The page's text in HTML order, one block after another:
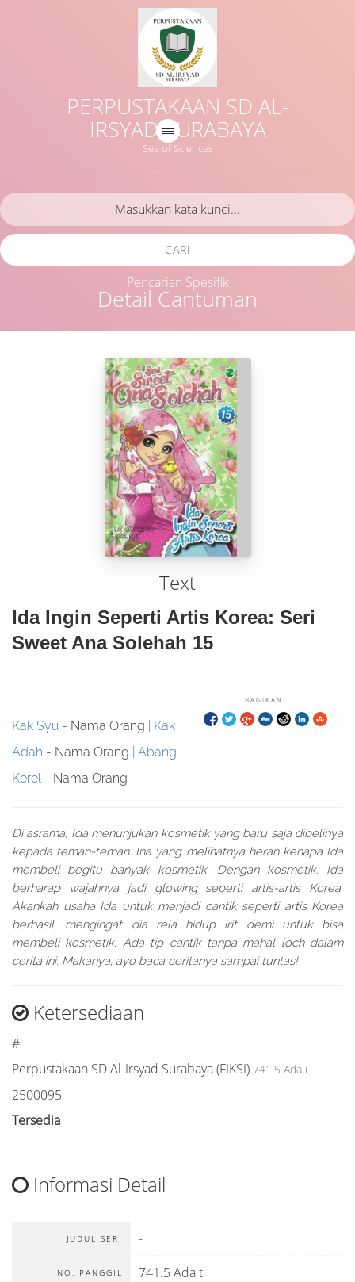
PERPUSTAKAAN SD AL-
IRSYAD SURABAYA
Sea of Sciences
Detail Cantuman
CARI
Pencarian Spesifik
Text
Ida Ingin Seperti Artis Korea: Seri
Sweet Ana Solehah 15
BAGIKAN:
Kak Syu - Nama Orang
Kak
Adah - Nama Orang
Abang
Kerel - Nama Orang
Di asrama, Ida menunjukan kosmetik yang baru saja dibelinya
kepada teman-teman. Ina yang melihatnya heran kenapa Ida
membeli begitu banyak kosmetik. Dengan kosmetik, Ida
berharap wajahnya jadi glowing seperti artis-artis Korea.
Akankah usaha Ida untuk menjadi cantik seperti artis Korea
berhasil, mengingat dia rela hidup irit demi untuk bisa
membeli kosmetik. Ada tip cantik tanpa mahal loch dalam
cerita ini. Makanya, ayo baca ceritanya sampai tuntas!
Ketersediaan
#
Perpustakaan SD Al-Irsyad Surabaya (FIKSI) 741.5 Ada i
2500095
Tersedia
Informasi Detail
JUDUL SERI -
NO. PANGGIL 741.5 Ada t